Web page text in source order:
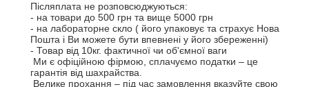
Післяплата не розповсюджуються:
- на товари до 500 грн та вище 5000 грн
- на лабораторне скло ( його упаковує та страхує Нова
Пошта і Ви можете бути впевнені у його збереженні)
- Товар від 10кг. фактичної чи об'ємної ваги
гарантія від шахрайства.